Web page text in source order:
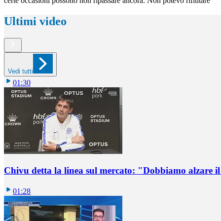
Ultimi video
Vedi tutti
01:30
Chivu detta la linea sul mercato: "Dobbiamo alzare
01:28